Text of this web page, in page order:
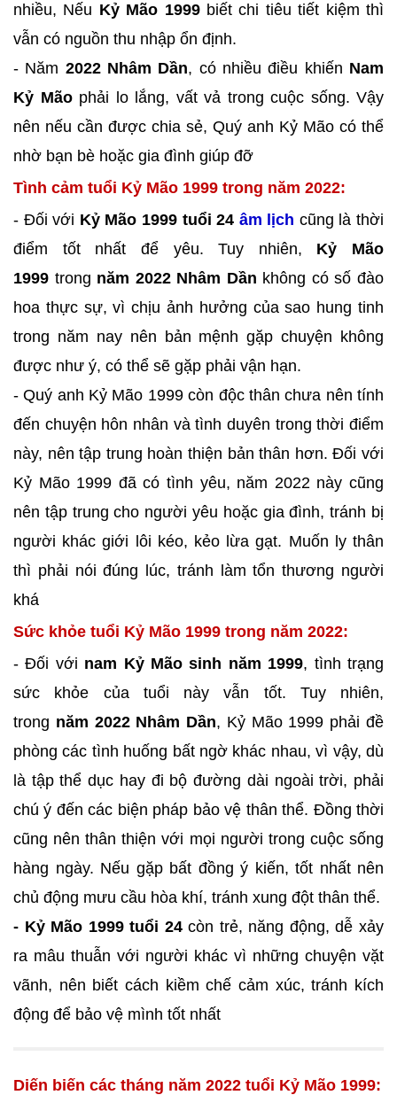
nhiều, Nếu Kỷ Mão 1999biết chi tiêu tiết kiệm thì
vẫn có nguồn thu nhập ổn định.
- Năm 2022 Nhâm Dần, có nhiều điều khiến Nam
Kỷ Mão phải lo lắng, vất vả trong cuộc sống. Vậy
nên nếu cần được chia sẻ, Quý anh Kỷ Mão có thể
nhờ bạn bè hoặc gia đình giúp đỡ
Tình cảm tuổi Kỷ Mão 1999 trong năm 2022:
- Đối với Kỷ Mão 1999 tuổi 24 âm lịch cũng là thời
điểm tốt nhất để yêu. Tuy nhiên, Kỷ Mão
1999 trong năm 2022 Nhâm Dần không có số đào
hoa thực sự, vì chịu ảnh hưởng của sao hung tinh
trong năm nay nên bản mệnh gặp chuyện không
được như ý, có thể sẽ gặp phải vận hạn.
- Quý anh Kỷ Mão 1999 còn độc thân chưa nên tính
đến chuyện hôn nhân và tình duyên trong thời điểm
này, nên tập trung hoàn thiện bản thân hơn. Đối với
Kỷ Mão 1999 đã có tình yêu, năm 2022 này cũng
nên tập trung cho người yêu hoặc gia đình, tránh bị
người khác giới lôi kéo, kẻo lừa gạt. Muốn ly thân
thì phải nói đúng lúc, tránh làm tổn thương người
khá
Sức khỏe tuổi Kỷ Mão 1999 trong năm 2022:
- Đối với nam Kỷ Mão sinh năm 1999, tình trạng
sức khỏe của tuổi này vẫn tốt. Tuy nhiên,
trong năm 2022 Nhâm Dần, Kỷ Mão 1999 phải đề
phòng các tình huống bất ngờ khác nhau, vì vậy, dù
là tập thể dục hay đi bộ đường dài ngoài trời, phải
chú ý đến các biện pháp bảo vệ thân thể. Đồng thời
cũng nên thân thiện với mọi người trong cuộc sống
hàng ngày. Nếu gặp bất đồng ý kiến, tốt nhất nên
chủ động mưu cầu hòa khí, tránh xung đột thân thể.
- Kỷ Mão 1999 tuổi 24còn trẻ, năng động, dễ xảy
ra mâu thuẫn với người khác vì những chuyện vặt
vãnh, nên biết cách kiềm chế cảm xúc, tránh kích
động để bảo vệ mình tốt nhất
Diến biến các tháng năm 2022 tuổi Kỷ Mão 1999: